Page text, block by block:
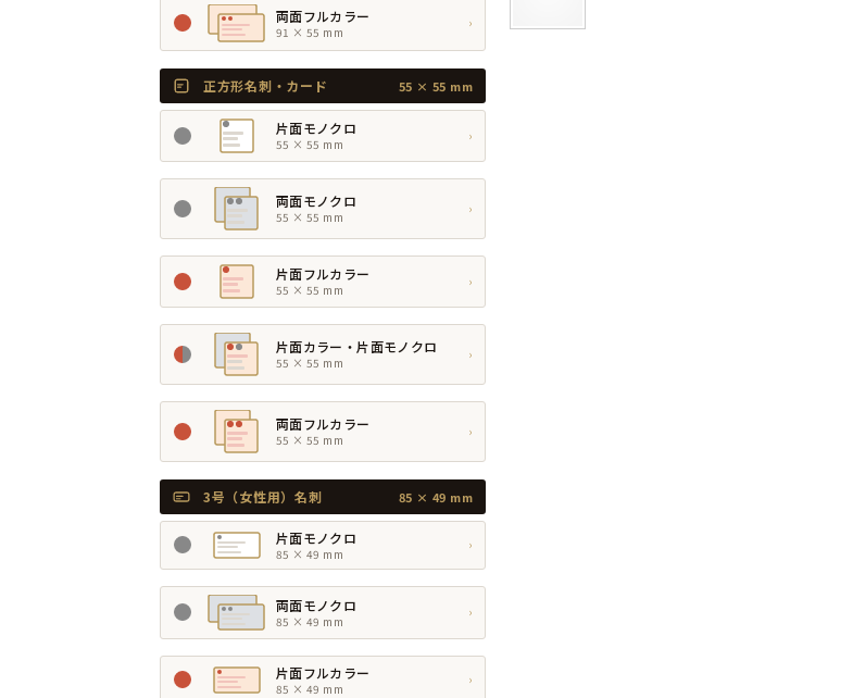
両面フルカラー
91 × 55 mm
›
正方形名刺・カード 55 × 55 mm
片面モノクロ
55 × 55 mm
›
両面モノクロ
55 × 55 mm
›
片面フルカラー
55 × 55 mm
›
片面カラー・片面モノクロ
55 × 55 mm
›
両面フルカラー
55 × 55 mm
›
3号（女性用）名刺 85 × 49 mm
片面モノクロ
85 × 49 mm
›
両面モノクロ
85 × 49 mm
›
片面フルカラー
85 × 49 mm
›